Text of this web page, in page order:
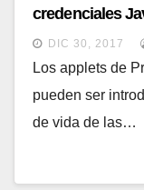
credenciales
DIC 30, 2017
Los applets de
pueden ser
de vida de las…